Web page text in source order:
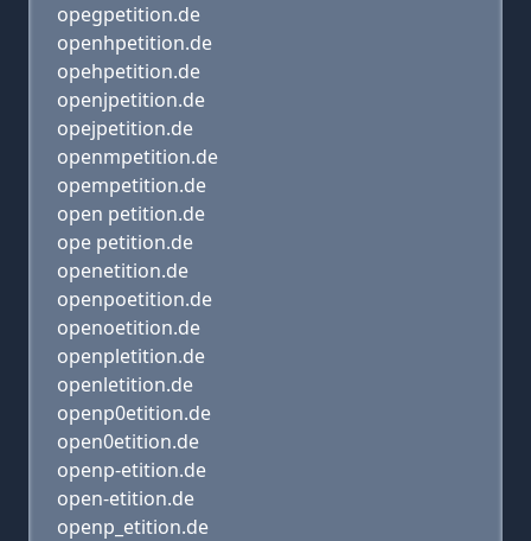
opegpetition.de
openhpetition.de
opehpetition.de
openjpetition.de
opejpetition.de
openmpetition.de
opempetition.de
open petition.de
ope petition.de
openetition.de
openpoetition.de
openoetition.de
openpletition.de
openletition.de
openp0etition.de
open0etition.de
openp-etition.de
open-etition.de
openp_etition.de